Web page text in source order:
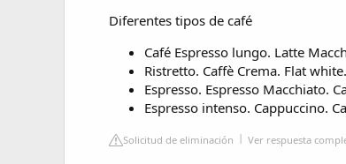
Diferentes tipos de café
Café Espresso lungo. Latte
Ristretto. Caffè Crema. Flat white.
Espresso. Espresso Macchiato.
Espresso intenso. Cappuccino.
Solicitud de eliminación Ver respuesta